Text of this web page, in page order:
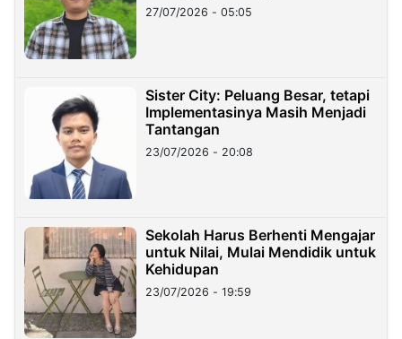
27/07/2026 - 05:05
Sister City: Peluang Besar, tetapi
Implementasinya Masih Menjadi
Tantangan
23/07/2026 - 20:08
Sekolah Harus Berhenti Mengajar
untuk Nilai, Mulai Mendidik untuk
Kehidupan
23/07/2026 - 19:59